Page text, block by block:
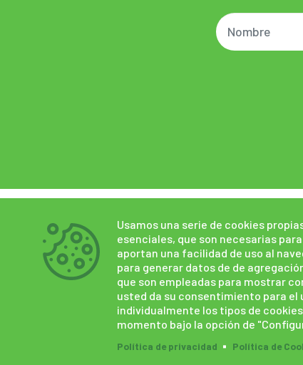
Usamos una serie de cookies
esenciales, que son necesarias
aportan una facilidad de uso al
para generar datos de de
que son empleadas para mostrar
usted da su consentimiento para el
individualmente los tipos de
momento bajo la opción de
Política de privacidad Política de
Inicio
¿Quiénes
somos?
¿Qué
hacemos?